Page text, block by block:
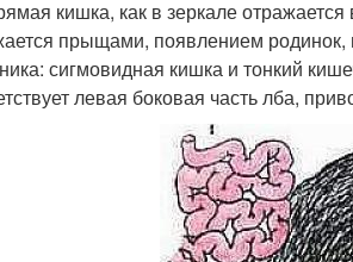
кишка, как в зеркале
прыщами, появлением родинок,
сигмовидная кишка и тонкий
левая боковая часть лба,